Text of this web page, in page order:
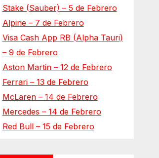
Stake (Sauber) – 5 de Febrero
Alpine – 7 de Febrero
Visa Cash App RB (Alpha Tauri)
– 9 de Febrero
Aston Martin – 12 de Febrero
Ferrari – 13 de Febrero
McLaren – 14 de Febrero
Mercedes – 14 de Febrero
Red Bull – 15 de Febrero